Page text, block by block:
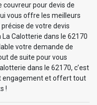
couvreur pour devis de
vous offre les meilleurs
de votre devis
Calotterie dans le 62170
votre demande de
de suite pour vous
dans le 62170, c’est
engagement et offert tout
!